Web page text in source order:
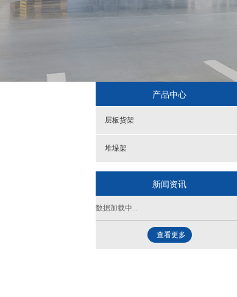
产品中心
层板货架
堆垛架
新闻资讯
数据加载中...
查看更多